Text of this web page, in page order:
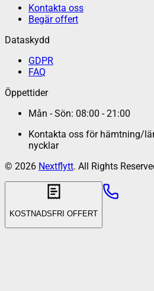
Kontakta oss
Begär offert
Dataskydd
GDPR
FAQ
Öppettider
Mån - Sön: 08:00 - 21:00
Kontakta oss för hämtning/
nycklar
© 2026 Nextflytt. All Rights
KOSTNADSFRI OFFERT